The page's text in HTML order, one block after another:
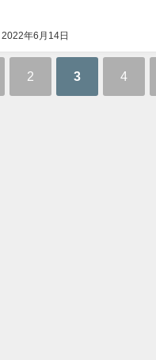
2022年6月14日
2 3 4